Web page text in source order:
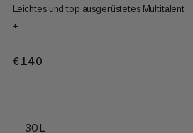
Leichtes und top ausgerüstetes Multitalent
+
€140
30 L